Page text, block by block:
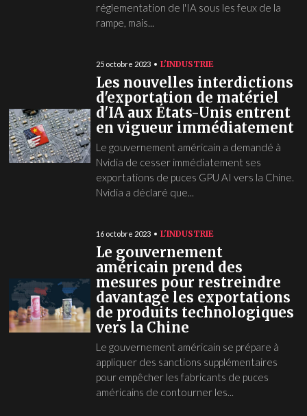
réglementation de l'IA sous les feux de la
rampe, mais...
25 octobre 2023 L'INDUSTRIE
Les nouvelles interdictions
d'exportation de matériel
d'IA aux États-Unis entrent
en vigueur immédiatement
Le gouvernement américain a demandé à
Nvidia de cesser immédiatement ses
exportations de puces GPU AI vers la Chine.
Nvidia a déclaré que...
16 octobre 2023 L'INDUSTRIE
Le gouvernement
américain prend des
mesures pour restreindre
davantage les exportations
de produits technologiques
vers la Chine
Le gouvernement américain se prépare à
appliquer des sanctions supplémentaires
pour empêcher les fabricants de puces
américains de contourner les...